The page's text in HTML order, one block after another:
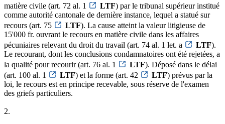
matière civile (art. 72 al. 1
LTF) par le tribunal supérieur institué
comme autorité cantonale de dernière instance, lequel a statué sur
recours (art. 75
LTF). La cause atteint la valeur litigieuse de
15'000 fr. ouvrant le recours en matière civile dans les affaires
pécuniaires relevant du droit du travail (art. 74 al. 1 let. a
LTF).
Le recourant, dont les conclusions condamnatoires ont été rejetées, a
la qualité pour recourir (art. 76 al. 1
LTF). Déposé dans le délai
(art. 100 al. 1
LTF) et la forme (art. 42 LTF) prévus par la
loi, le recours est en principe recevable, sous réserve de l'examen
des griefs particuliers.
2.